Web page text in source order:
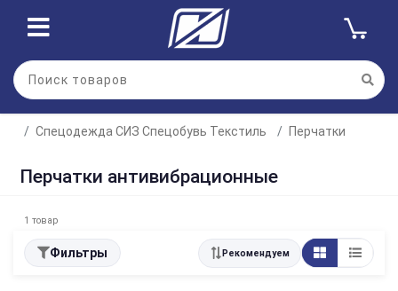
Спецодежда СИЗ Спецобувь Текстиль Перчатки
Перчатки антивибрационные
1 товар
Фильтры Рекомендуем